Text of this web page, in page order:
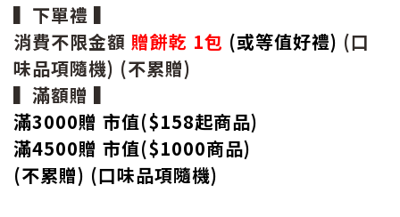
▍下單禮 ▍
消費不限金額 贈餅乾 1包 (或等值好禮) (口
味品項隨機) (不累贈)
▍滿額贈 ▍
滿3000贈 市值($158起商品)
滿4500贈 市值($1000商品)
(不累贈) (口味品項隨機)